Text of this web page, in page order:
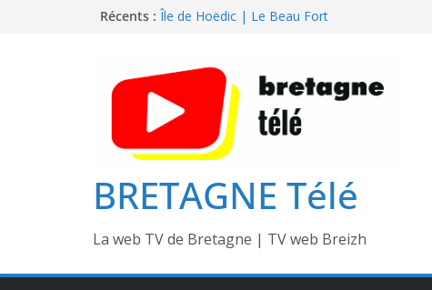
Récents : Île de Hoëdic | Dimanche le Jour du Zodiac
Île de Hoëdic | Le Sémaphore ouvert au Public
Île de Hoëdic | Sensations Fortes en Open Skiff
BRETAGNE Télé
La web TV de Bretagne | TV web Breizh